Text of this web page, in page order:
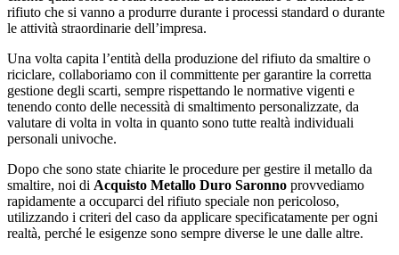
rifiuto che si vanno a produrre durante i processi standard o durante
le attività straordinarie dell’impresa.
Una volta capita l’entità della produzione del rifiuto da smaltire o
riciclare, collaboriamo con il committente per garantire la corretta
gestione degli scarti, sempre rispettando le normative vigenti e
tenendo conto delle necessità di smaltimento personalizzate, da
valutare di volta in volta in quanto sono tutte realtà individuali
personali univoche.
Dopo che sono state chiarite le procedure per gestire il metallo da
smaltire, noi di Acquisto Metallo Duro Saronno provvediamo
rapidamente a occuparci del rifiuto speciale non pericoloso,
utilizzando i criteri del caso da applicare specificatamente per ogni
realtà, perché le esigenze sono sempre diverse le une dalle altre.